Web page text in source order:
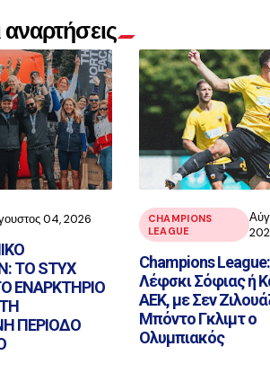
04, 2026
ΤΟ STYX
ΕΝΑΡΚΤΗΡΙΟ
ΠΕΡΙΟΔΟ
CHAMPIONS
LEAGUE
Champions
Λέφσκι Σόφιας ή
ΑΕΚ, με Σεν
Μπόντο Γκλιμτ ο
Ολυμπιακός